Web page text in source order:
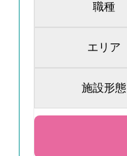
職種
エリア
施設形態